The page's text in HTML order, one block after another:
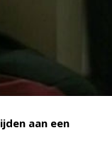
aan een